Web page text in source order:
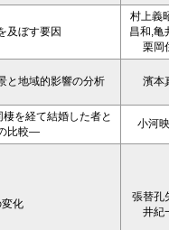
及ぼす要因
村上義
昌和,亀
栗岡
と地域的影響の分析 濱本
を経て結婚した者と
比較―
小河
化
張替孔
井紀